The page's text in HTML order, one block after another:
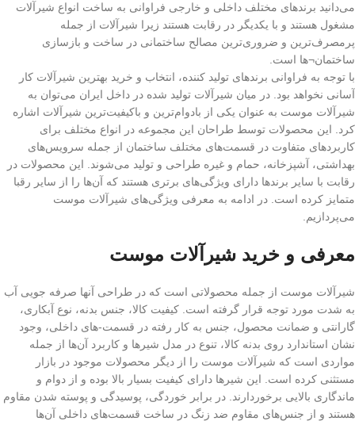
می‌دانید برندهای مختلف داخلی و خارجی فراوانی به ساخت انواع شیرآلات
مشغول هستند و با یکدیگر در رقابت هستند زیرا شیرآلات از جمله
پرمصرف‌ترین و ضروری‌ترین مصالح ساختمانی در ساخت و بازسازی
ساختمان¬ها است.
با توجه به فراوانی برندهای تولید کننده، انتخاب و خرید بهترین شیرآلات کار
آسانی نخواهد بود. در میان شیرآلات تولید شده در داخل ایران می‌توان به
شیرآلات موست به عنوان یکی از بادوام‌ترین و باکیفیت‌ترین شیرآلات اشاره
کرد. این محصولات توسط طراحان این مجموعه در انواع مختلف برای
کاربردهای متفاوت در قسمت‌های مختلف ساختمان از جمله سرویس‌های
بهداشتی، آشپزخانه، حمام و غیره طراحی و تولید می‌شوند. این محصولات در
رقابت با سایر برندها دارای ویژگی‌های برتری هستند که آن‌ها را از سایر رقبا
متمایز کرده است. در ادامه به معرفی ویژگی‌های شیرآلات موست
می‌پردازیم.
معرفی و خرید شیرآلات موست
شیرآلات موست از جمله محصولاتی است که در طراحی آنها صرفه جویی آب
به شدت مورد توجه قرار گرفته است. کیفیت کالا، جنس بدنه، نوع آبکاری،
گارانتی و ضمانت محصول، جنس به کار رفته در قسمت-های داخلی، وجود
نشان استاندارد روی بدنه کالا، تنوع در مدل شیرها و کاربرد آن‌ها از جمله
مواردی است که شیرآلات موست را از دیگر محصولات موجود در بازار
مستثنی کرده است. این شیرها دارای کیفیت بسیار بالا بوده و از دوام و
ماندگاری بالایی برخوردارند. در برابر خوردگی، پوسیدگی و پوسته شدن مقاوم
هستند و از جنس‌های مقاوم ضد زنگ در ساخت قسمت‌های داخلی آن‌ها